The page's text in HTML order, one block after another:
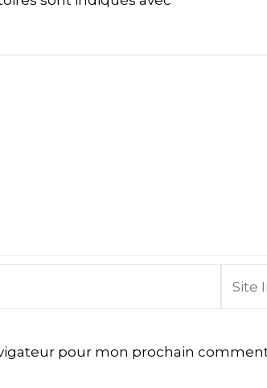
pour mon prochain